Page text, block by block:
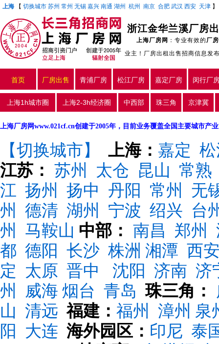
上海 【 切换城市 苏州 常州 无锡 嘉兴 南通 湖州 杭州 南京 合肥 武汉 西安 天津 】
浙江金华兰溪厂房
上海厂房网 ：专业有效的厂
业主！厂房出租出售招商信息发
首页 厂房出售 青浦厂房 松江厂房 嘉定厂房 闵行厂
上海1h城市圈 上海2-3h经济圈 中西部 珠三角 京津冀
上海厂房网www.021cf.cn创建于2005年，目前业务覆盖全国主要城市产
【切换城市】 上海： 嘉定
江苏： 苏州 太仓 昆山 常熟
江 扬州 扬中 丹阳 常州
无
州
德清 湖州 宁波 绍兴 台
州
马鞍山 中部： 南昌 郑州
都 德阳 长沙 株洲 湘潭 西
定 太原 晋中 沈阳 济南 济
州
威海 烟台 青岛 珠三角：
山 清远 福建： 福州 漳州 泉
阳
大连 海外园区： 印尼 泰